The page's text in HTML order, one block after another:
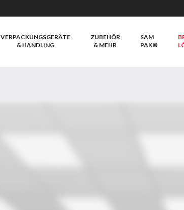
VERPACKUNGSGERÄTE
& HANDLING
ZUBEHÖR
& MEHR
SAM
PAK®